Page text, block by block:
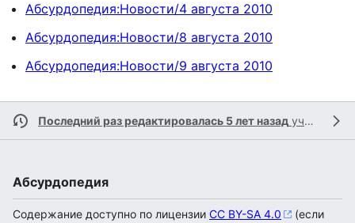
Абсурдопедия:Новости/4 августа 2010
Абсурдопедия:Новости/8 августа 2010
Абсурдопедия:Новости/9 августа 2010
Последний раз редактировалась 5 лет назад участником
Абсурдопедия
Содержание доступно по лицензии CC BY-SA 4.0
(если